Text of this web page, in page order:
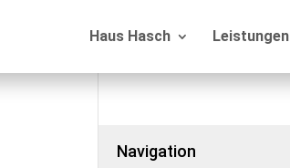
Haus Hasch Leistungen
Navigation